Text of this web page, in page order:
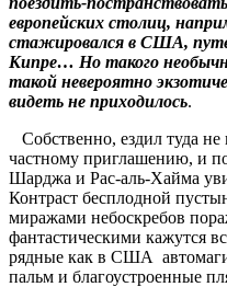
европейских столиц,
стажировался в США,
Кипре… Но такого
такой невероятно
видеть не приходилось.
Собственно, ездил туда
частному приглашению, и
Шарджа и Рас-аль-Хайма
Контраст бесплодной
миражами небоскребов
фантастическими кажутся
рядные как в США
пальм и благоустроенные